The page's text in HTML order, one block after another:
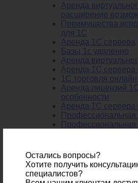
Аренда
расширение
Преимущества
для 1С
Аренда 1С сервера
Базы 1с удаленно
Аренда
Аренда 1С сервера
1С торговля
Аренда лицензий
особенности
Аренда 1С сервера
Профессиональная
Профессиональная
Использование 1С в
Преимущества
1С в облаке -
Секреты «1С» –
Остались вопросы?
Хотите получить
специалистов?